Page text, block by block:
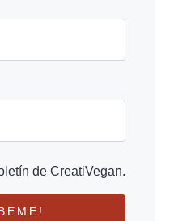
de CreatiVegan.